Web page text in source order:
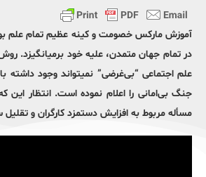
آموزش مارکس خصومت و کينه عظيم تمام علم
در تمام جهان متمدن، عليه خود برميانگيزد.
علم اجتماعى “بى‌غرضى” نميتواند وجود داشته
جنگ بى‌امانى را اعلام نموده است. انتظار
مسأله مربوط به افزايش دستمزد کارگران و تقليل